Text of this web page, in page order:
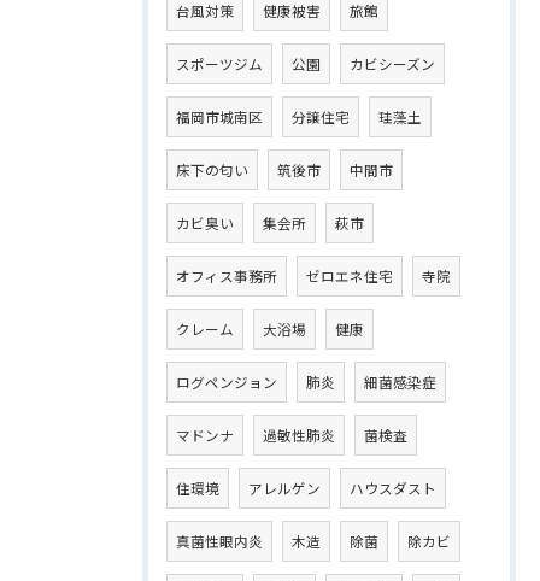
台風対策 健康被害 旅館
スポーツジム 公園 カビシーズン
福岡市城南区 分譲住宅 珪藻土
床下の匂い 筑後市 中間市
カビ臭い 集会所 萩市
オフィス事務所 ゼロエネ住宅 寺院
クレーム 大浴場 健康
ログペンジョン 肺炎 細菌感染症
マドンナ 過敏性肺炎 菌検査
住環境 アレルゲン ハウスダスト
真菌性眼内炎 木造 除菌 除カビ